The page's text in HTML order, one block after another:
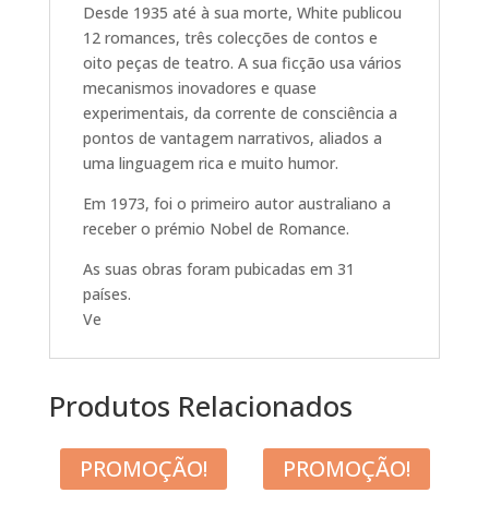
Desde 1935 até à sua morte, White publicou
12 romances, três colecções de contos e
oito peças de teatro. A sua ficção usa vários
mecanismos inovadores e quase
experimentais, da corrente de consciência a
pontos de vantagem narrativos, aliados a
uma linguagem rica e muito humor.
Em 1973, foi o primeiro autor australiano a
receber o prémio Nobel de Romance.
As suas obras foram pubicadas em 31
países.
Ve
Produtos Relacionados
PROMOÇÃO! PROMOÇÃO!